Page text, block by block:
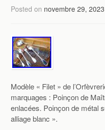
Posted on novembre 29, 2023
Modèle « Filet » de
marquages : Poinçon de
enlacées. Poinçon de métal
alliage blanc ».